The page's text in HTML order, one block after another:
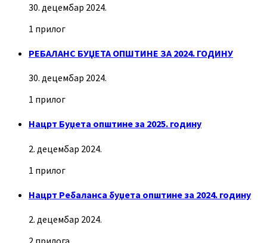
30. децембар 2024.
1 прилог
РЕБАЛАНС БУЏЕТА ОПШТИНЕ ЗА 2024. ГОДИНУ
30. децембар 2024.
1 прилог
Нацрт Буџета општине за 2025. годину
2. децембар 2024.
1 прилог
Нацрт Ребаланса буџета општине за 2024. годину
2. децембар 2024.